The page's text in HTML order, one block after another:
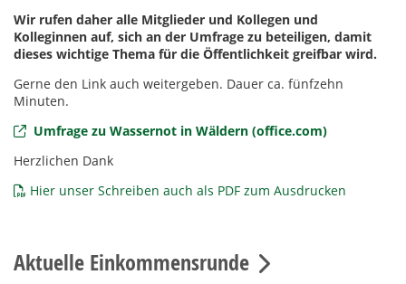
Wir rufen daher alle Mitglieder und Kollegen und
Kolleginnen auf, sich an der Umfrage zu beteiligen, damit
dieses wichtige Thema für die Öffentlichkeit greifbar wird.
Gerne den Link auch weitergeben. Dauer ca. fünfzehn
Minuten.
Umfrage zu Wassernot in Wäldern (office.com)
Herzlichen Dank
Hier unser Schreiben auch als PDF zum Ausdrucken
Aktuelle Einkommensrunde